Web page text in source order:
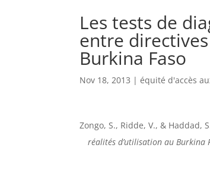
Les tests de
entre
Burkina Faso
Nov 18, 2013 |équité d'accès
Zongo, S., Ridde, V., & Haddad,
réalités d’utilisation au Burkina